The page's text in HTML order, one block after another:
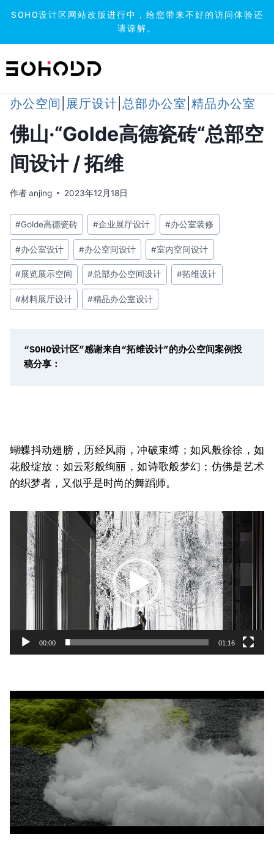
SOHO设计区网站改版进行中，给您带来不好的访问体验还
请谅解。
到
办公空间 展厅设计 总部办公室 精品办公室
佛山·“Golde高德瓷砖“总部空
间设计 / 拓维
作者anjing 2023年12月18日
文
章
标
签：
#Golde高德瓷砖 #企业展厅设计 #办公室装修
#办公室设计 #办公空间设计 #室内空间设计
#展览展示空间 #总部办公空间设计 #拓维设计
#材料展厅设计 #精品办公室设计
“SOHO设计区”感谢来自“拓维设计”的办公空间案例投
稿分享：
蝴蝶抖动翅膀， 历经风雨，冲破束缚； 如风般徐徐，如
花般绽放； 如云彩般绚丽，如诗歌般梦幻； 仿佛是艺术
的织梦者， 又似乎是时尚的舞蹈师。
00:00 01:16